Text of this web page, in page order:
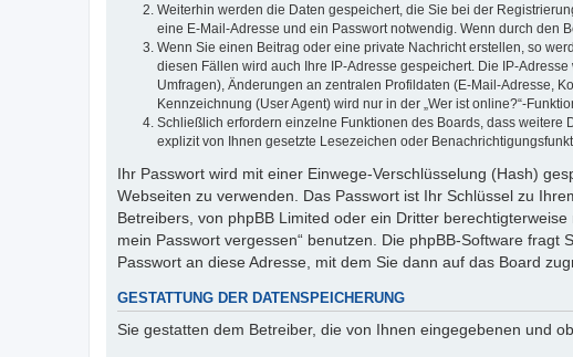
Weiterhin werden die Daten gespeichert, die Sie bei der
eine E-Mail-Adresse und ein Passwort notwendig. Wenn durch den
Wenn Sie einen Beitrag oder eine private Nachricht erstellen, so
diesen Fällen wird auch Ihre IP-Adresse gespeichert. Die IP-
Umfragen), Änderungen an zentralen Profildaten (E-Mail-Adresse,
Kennzeichnung (User Agent) wird nur in der „Wer ist online?“-
Schließlich erfordern einzelne Funktionen des Boards, dass
explizit von Ihnen gesetzte Lesezeichen oder
Ihr Passwort wird mit einer Einwege-Verschlüsselung (Hash)
Webseiten zu verwenden. Das Passwort ist Ihr Schlüssel zu
Betreibers, von phpBB Limited oder ein Dritter
mein Passwort vergessen“ benutzen. Die phpBB-Software
Passwort an diese Adresse, mit dem Sie dann auf das Board
GESTATTUNG DER DATENSPEICHERUNG
Sie gestatten dem Betreiber, die von Ihnen eingegebenen und